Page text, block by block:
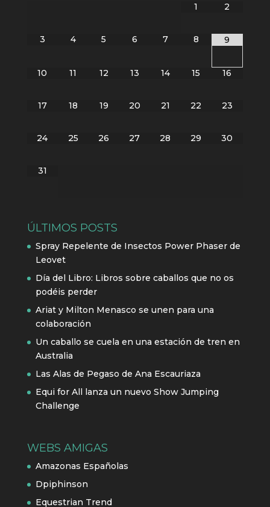
1
2
3 4 5 6 7 8 9
10 11 12 13 14 15 16
17 18 19 20 21 22 23
24 25 26 27 28 29 30
31
ÚLTIMOS POSTS
Spray Repelente de Insectos Power Phaser de
Leovet
Día del Libro: Libros sobre caballos que no os
podéis perder
Ariat y Milton Menasco se unen para una
colaboración
Un caballo se cuela en una estación de tren en
Australia
Las Alas de Pegaso de Ana Escauriaza
Equi for All lanza un nuevo Show Jumping
Challenge
WEBS AMIGAS
Amazonas Españolas
Dpiphinson
Equestrian Trend